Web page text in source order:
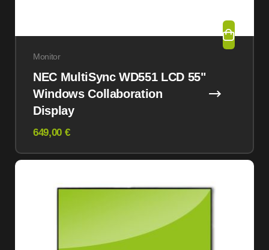
Monitor
NEC MultiSync WD551 LCD 55"
Windows Collaboration
Display
649,00 €